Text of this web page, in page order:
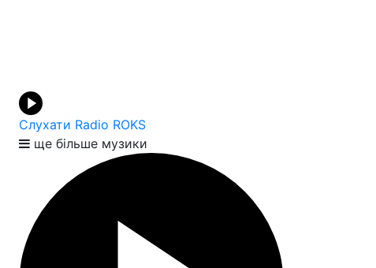
Слухати Radio ROKS
ще більше музики